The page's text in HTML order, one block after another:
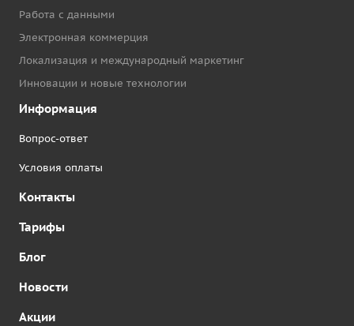
Работа с данными
Электронная коммерция
Локализация и международный маркетинг
Инновации и новые технологии
Информация
Вопрос-ответ
Условия оплаты
Контакты
Тарифы
Блог
Новости
Акции